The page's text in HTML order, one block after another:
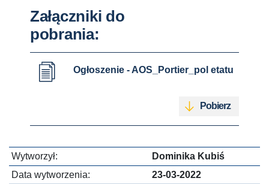
Załączniki do
pobrania:
Ogłoszenie - AOS_Portier_pol etatu
Pobierz
Wytworzył:
Dominika Kubiś
Data wytworzenia:
23-03-2022